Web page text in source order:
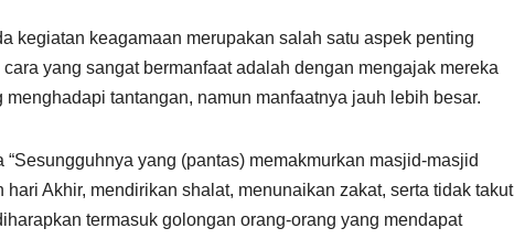
kegiatan keagamaan merupakan salah satu aspek penting
yang sangat bermanfaat adalah dengan mengajak mereka
tantangan, namun manfaatnya jauh lebih besar.
yang (pantas) memakmurkan masjid-masjid
Akhir, mendirikan shalat, menunaikan zakat, serta tidak takut
termasuk golongan orang-orang yang mendapat